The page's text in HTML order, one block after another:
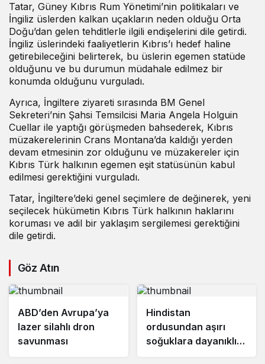
Tatar, Güney Kıbrıs Rum Yönetimi’nin politikaları ve
İngiliz üslerden kalkan uçakların neden olduğu Orta
Doğu’dan gelen tehditlerle ilgili endişelerini dile getirdi.
İngiliz üslerindeki faaliyetlerin Kıbrıs’ı hedef haline
getirebileceğini belirterek, bu üslerin egemen statüde
olduğunu ve bu durumun müdahale edilmez bir
konumda olduğunu vurguladı.
Ayrıca, İngiltere ziyareti sırasında BM Genel
Sekreteri’nin Şahsi Temsilcisi Maria Angela Holguin
Cuellar ile yaptığı görüşmeden bahsederek, Kıbrıs
müzakerelerinin Crans Montana’da kaldığı yerden
devam etmesinin zor olduğunu ve müzakereler için
Kıbrıs Türk halkının egemen eşit statüsünün kabul
edilmesi gerektiğini vurguladı.
Tatar, İngiltere’deki genel seçimlere de değinerek, yeni
seçilecek hükümetin Kıbrıs Türk halkının haklarını
koruması ve adil bir yaklaşım sergilemesi gerektiğini
dile getirdi.
Göz Atın
ABD’den Avrupa’ya
lazer silahlı dron
savunması
Hindistan
ordusundan aşırı
soğuklara dayanıklı